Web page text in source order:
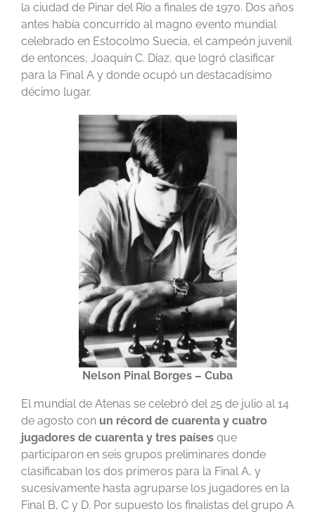
la ciudad de Pinar del Río a finales de 1970. Dos años
antes había concurrido al magno evento mundial
celebrado en Estocolmo Suecia, el campeón juvenil
de entonces, Joaquín C. Díaz, que logró clasificar
para la Final A y donde ocupó un destacadísimo
décimo lugar.
Nelson Pinal Borges – Cuba
El mundial de Atenas se celebró del 25 de julio al 14
de agosto con un récord de cuarenta y cuatro
jugadores de cuarenta y tres países que
participaron en seis grupos preliminares donde
clasificaban los dos primeros para la Final A, y
sucesivamente hasta agruparse los jugadores en la
Final B, C y D. Por supuesto los finalistas del grupo A